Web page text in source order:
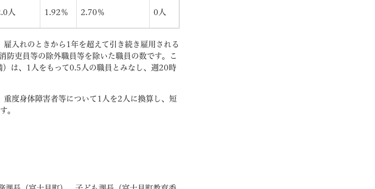
人 1.92％ 2.70％ 0人
入れのときから1年を超えて引き続き雇用される
防吏員等の除外職員等を除いた職員の数です。こ
は、1人をもって0.5人の職員とみなし、週20時
度身体障害者等について1人を2人に換算し、短
。